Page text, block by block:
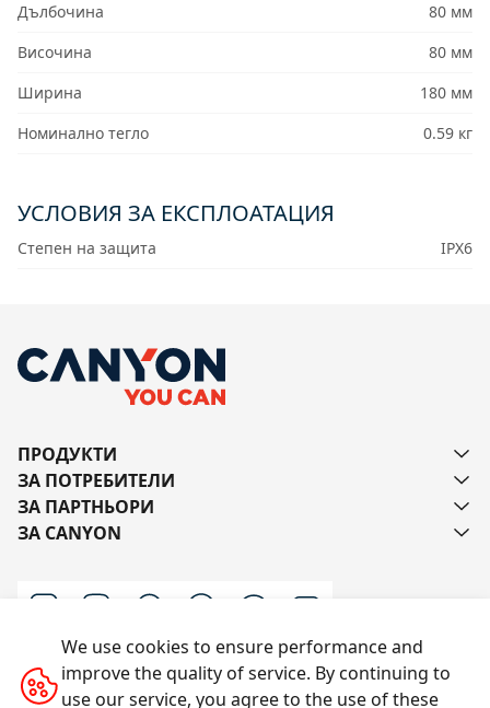
Дълбочина
80 мм
Височина
80 мм
Ширина
180 мм
Номинално тегло
0.59 кг
УСЛОВИЯ ЗА ЕКСПЛОАТАЦИЯ
Степен на защита IPX6
ПРОДУКТИ
ЗА ПОТРЕБИТЕЛИ
ЗА ПАРТНЬОРИ
ЗА CANYON
Пишете ни
We use cookies to ensure performance and
improve the quality of service. By continuing to
use our service, you agree to the use of these